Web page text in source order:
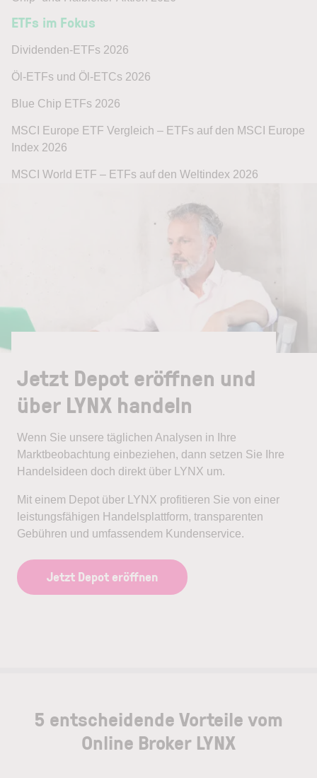
ETFs im Fokus
Dividenden-ETFs 2026
Öl-ETFs und Öl-ETCs 2026
Blue Chip ETFs 2026
MSCI Europe ETF Vergleich – ETFs auf den MSCI Europe
Index 2026
MSCI World ETF – ETFs auf den Weltindex 2026
Jetzt Depot eröffnen und
über LYNX handeln
Wenn Sie unsere täglichen Analysen in Ihre
Marktbeobachtung einbeziehen, dann setzen Sie Ihre
Handelsideen doch direkt über LYNX um.
Mit einem Depot über LYNX profitieren Sie von einer
leistungsfähigen Handelsplattform, transparenten
Gebühren und umfassendem Kundenservice.
Jetzt Depot eröffnen
5 entscheidende Vorteile vom
Online Broker LYNX